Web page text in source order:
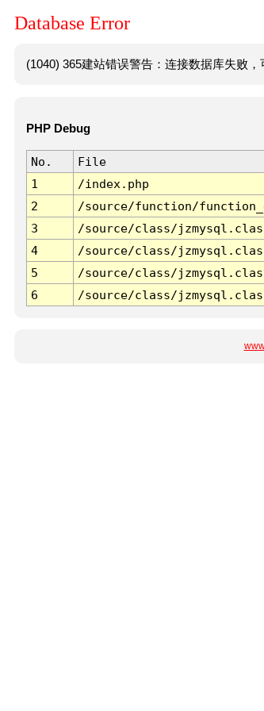
Database Error
(1040) 365建站错误警告：连接数据库失败
PHP Debug
No. File
1
/index.php
2
/source/function/
3
/source/class/
4
/source/class/
5
/source/class/
6
/source/class/